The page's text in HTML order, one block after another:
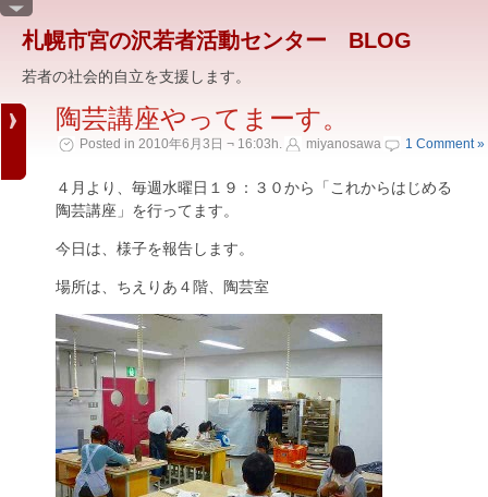
札幌市宮の沢若者活動センター BLOG
若者の社会的自立を支援します。
陶芸講座やってまーす。
Posted in 2010年6月3日 ¬ 16:03h. miyanosawa 1 Comment »
４月より、毎週水曜日１９：３０から「これからはじめる
陶芸講座」を行ってます。
今日は、様子を報告します。
場所は、ちえりあ４階、陶芸室